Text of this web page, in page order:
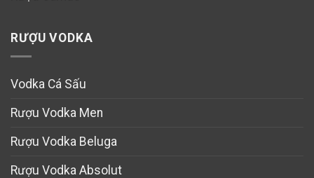
RƯỢU VODKA
Vodka Cá Sấu
Rượu Vodka Men
Rượu Vodka Beluga
Rượu Vodka Absolut